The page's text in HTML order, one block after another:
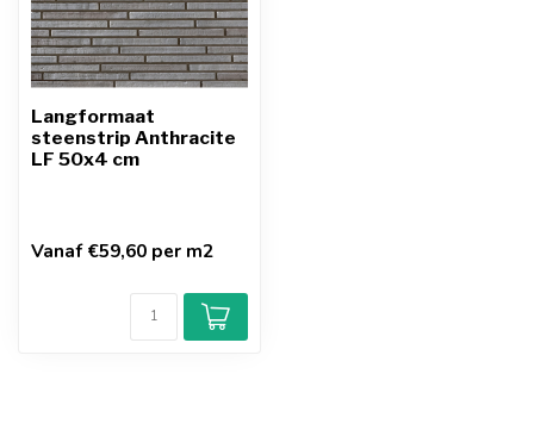
Langformaat
steenstrip Anthracite
LF 50x4 cm
Vanaf €59,60 per m2